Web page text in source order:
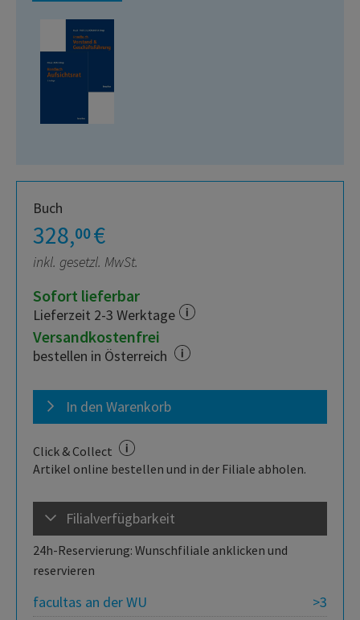
Buch
328,00€
inkl. gesetzl. MwSt.
Sofort lieferbar
Lieferzeit 2-3 Werktage
Versandkostenfrei
bestellen in Österreich
In den Warenkorb
Click & Collect
Artikel online bestellen und in der Filiale abholen.
Filialverfügbarkeit
24h-Reservierung: Wunschfiliale anklicken und
reservieren
>3
facultas an der WU